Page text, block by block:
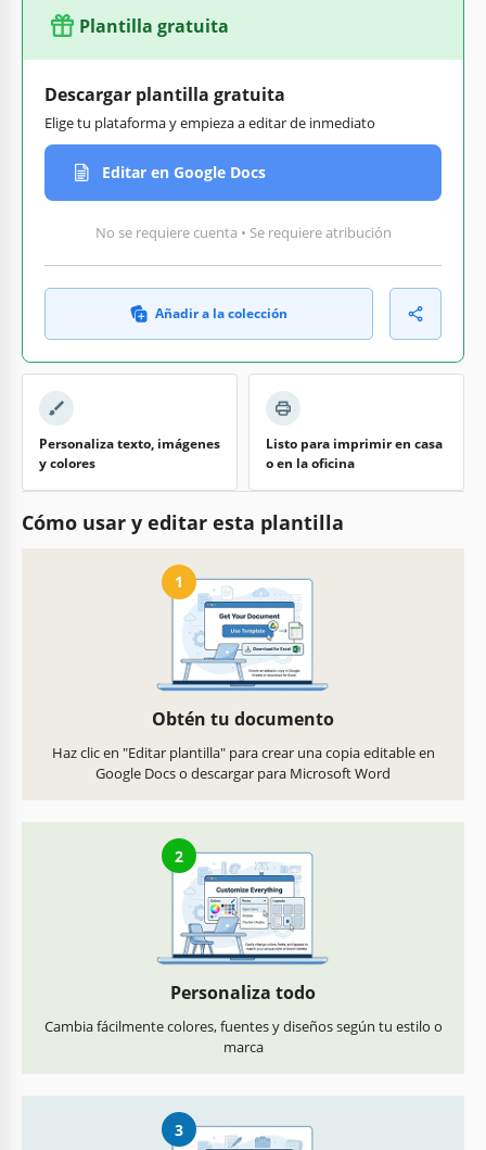
Plantilla gratuita
Descargar plantilla gratuita
Elige tu plataforma y empieza a editar de inmediato
Editar en Google Docs
No se requiere cuenta • Se requiere atribución
Añadir a la colección
Personaliza texto, imágenes
y colores
Listo para imprimir en casa
o en la oficina
Cómo usar y editar esta plantilla
1
Obtén tu documento
Haz clic en "Editar plantilla" para crear una copia editable en
Google Docs o descargar para Microsoft Word
2
Personaliza todo
Cambia fácilmente colores, fuentes y diseños según tu estilo o
marca
3